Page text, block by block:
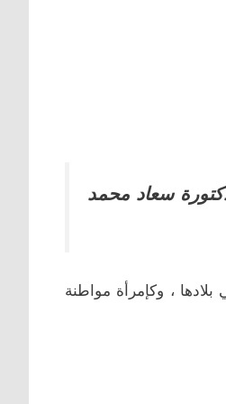
سعاد محمد
، وكإمرأة مواطنة